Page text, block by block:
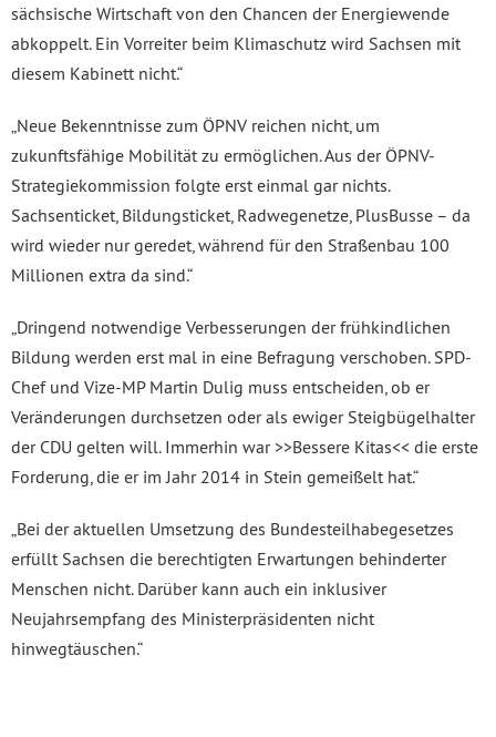
sächsische Wirtschaft von den Chancen der Energiewende
abkoppelt. Ein Vorreiter beim Klimaschutz wird Sachsen mit
diesem Kabinett nicht.“
„Neue Bekenntnisse zum ÖPNV reichen nicht, um
zukunftsfähige Mobilität zu ermöglichen. Aus der ÖPNV-
Strategiekommission folgte erst einmal gar nichts.
Sachsenticket, Bildungsticket, Radwegenetze, PlusBusse – da
wird wieder nur geredet, während für den Straßenbau 100
Millionen extra da sind.“
„Dringend notwendige Verbesserungen der frühkindlichen
Bildung werden erst mal in eine Befragung verschoben. SPD-
Chef und Vize-MP Martin Dulig muss entscheiden, ob er
Veränderungen durchsetzen oder als ewiger Steigbügelhalter
der CDU gelten will. Immerhin war >>Bessere Kitas<< die erste
Forderung, die er im Jahr 2014 in Stein gemeißelt hat.“
„Bei der aktuellen Umsetzung des Bundesteilhabegesetzes
erfüllt Sachsen die berechtigten Erwartungen behinderter
Menschen nicht. Darüber kann auch ein inklusiver
Neujahrsempfang des Ministerpräsidenten nicht
hinwegtäuschen.“